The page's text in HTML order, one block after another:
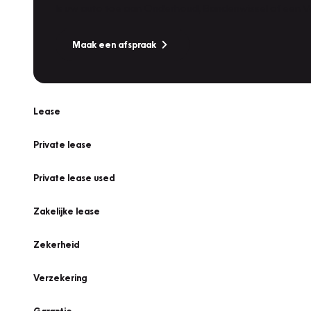
Maak een afspraak
Lease
Private lease
Private lease used
Zakelijke lease
Zekerheid
Verzekering